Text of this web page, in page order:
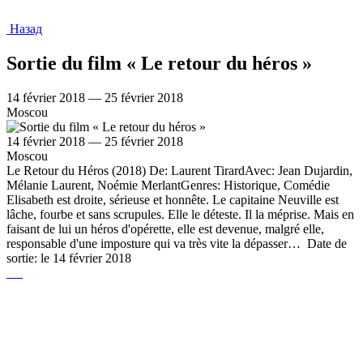
Назад
Sortie du film « Le retour du héros »
14 février 2018 — 25 février 2018
Moscou
14 février 2018 — 25 février 2018
Moscou
Le Retour du Héros (2018) De: Laurent TirardAvec: Jean Dujardin,
Mélanie Laurent, Noémie MerlantGenres: Historique, Comédie
Elisabeth est droite, sérieuse et honnête. Le capitaine Neuville est
lâche, fourbe et sans scrupules. Elle le déteste. Il la méprise. Mais en
faisant de lui un héros d'opérette, elle est devenue, malgré elle,
responsable d'une imposture qui va très vite la dépasser… Date de
sortie: le 14 février 2018